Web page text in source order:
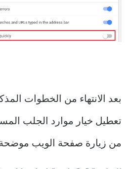
بعد الانتهاء من الخطوات
تعطيل خيار موارد الجلب
من زيارة صفحة الويب